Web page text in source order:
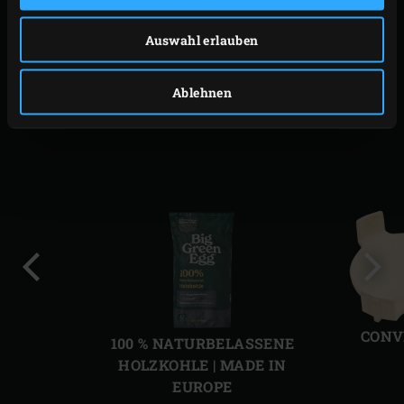
Auswahl erlauben
Ablehnen
DRUCKEN
PASSENDES ZUBEHÖR
100 % NATURBELASSENE
HOLZKOHLE | MADE IN
EUROPE
Folie